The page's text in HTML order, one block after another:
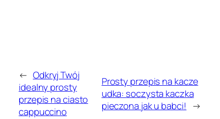
← Odkryj Twój
idealny prosty
przepis na ciasto
cappuccino
Prosty przepis na kacze
udka: soczysta kaczka
pieczona jak u babci! →